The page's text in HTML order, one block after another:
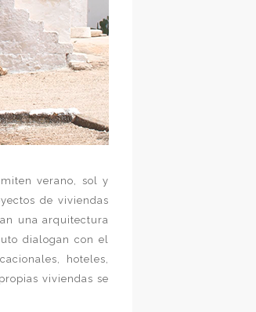
verano, sol y
de viviendas
una arquitectura
dialogan con el
hoteles,
viviendas se